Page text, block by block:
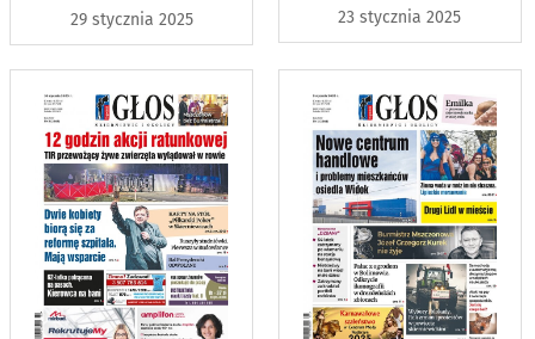
29 stycznia 2025 23 stycznia 2025